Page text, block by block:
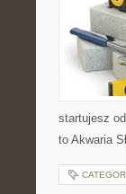
startujesz
to Akwaria